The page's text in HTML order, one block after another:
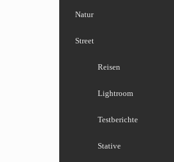
Natur
Street
Reisen
Lightroom
Testberichte
Stative